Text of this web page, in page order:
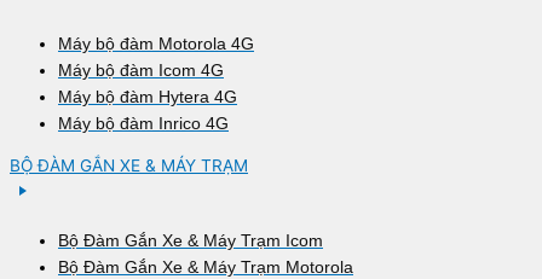
Máy bộ đàm Motorola 4G
Máy bộ đàm Icom 4G
Máy bộ đàm Hytera 4G
Máy bộ đàm Inrico 4G
BỘ ĐÀM GẮN XE & MÁY TRẠM
Bộ Đàm Gắn Xe & Máy Trạm Icom
Bộ Đàm Gắn Xe & Máy Trạm Motorola